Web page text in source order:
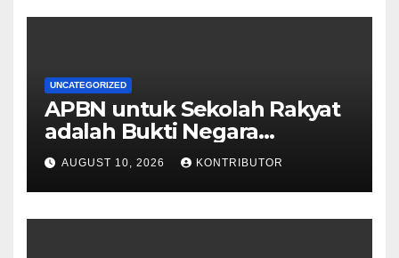
UNCATEGORIZED
APBN untuk Sekolah Rakyat
adalah Bukti Negara
Berpihak pada Mobilitas
Sosial
AUGUST 10, 2026 KONTRIBUTOR